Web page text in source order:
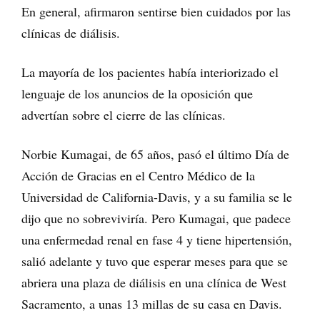
En general, afirmaron sentirse bien cuidados por las
clínicas de diálisis.
La mayoría de los pacientes había interiorizado el
lenguaje de los anuncios de la oposición que
advertían sobre el cierre de las clínicas.
Norbie Kumagai, de 65 años, pasó el último Día de
Acción de Gracias en el Centro Médico de la
Universidad de California-Davis, y a su familia se le
dijo que no sobreviviría. Pero Kumagai, que padece
una enfermedad renal en fase 4 y tiene hipertensión,
salió adelante y tuvo que esperar meses para que se
abriera una plaza de diálisis en una clínica de West
Sacramento, a unas 13 millas de su casa en Davis.